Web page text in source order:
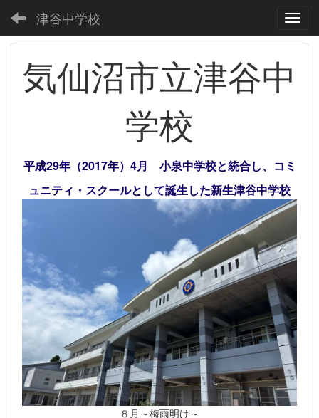
津谷中学校
気仙沼市立津谷中
学校
平成29年（2017年）4月 小泉中学校と統合し、コミ
ュニティ・スクールとして誕生した新生津谷中学校
８月～梅雨明け～